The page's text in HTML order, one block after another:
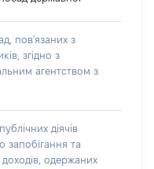
пов'язаних з
згідно з
агентством з
діячів
запобігання та
доходів, одержаних